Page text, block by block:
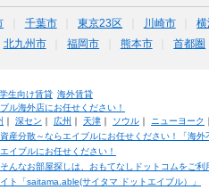
千葉市 東京23区 川崎市 横
北九州市 福岡市 熊本市 首都圏
学生向け賃貸 海外賃貸
ル海外店にお任せください！
｜ 深セン ｜ 広州 ｜ 天津｜ ソウル｜ ニューヨーク
産分散～ならエイブルにお任せください！「海外
イブルにお任せください！
んなお部屋探しは、おもてなしドットコムをご利
ト「saitama.able(サイタマ ドットエイブル）」